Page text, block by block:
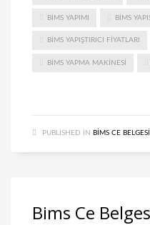
BIMS YAPIMI BIMS
BIMS YAPIŞTIRICI FIYATLARI
BIMS YAPMA MAKINESI
PUBLISHED IN BIMS CE BELGESI
Bims Ce